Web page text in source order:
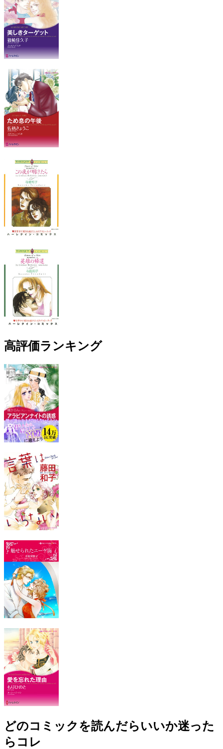
高評価ランキング
どのコミックを読んだらいいか迷った
らコレ